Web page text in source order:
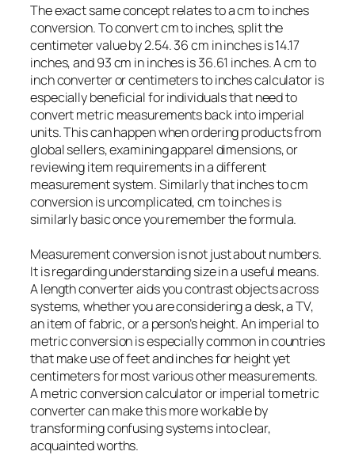
The exact same concept relates to a cm to inches
conversion. To convert cm to inches, split the
centimeter value by 2.54. 36 cm in inches is 14.17
inches, and 93 cm in inches is 36.61 inches. A cm to
inch converter or centimeters to inches calculator is
especially beneficial for individuals that need to
convert metric measurements back into imperial
units. This can happen when ordering products from
global sellers, examining apparel dimensions, or
reviewing item requirements in a different
measurement system. Similarly that inches to cm
conversion is uncomplicated, cm to inches is
similarly basic once you remember the formula.
Measurement conversion is not just about numbers.
It is regarding understanding size in a useful means.
A length converter aids you contrast objects across
systems, whether you are considering a desk, a TV,
an item of fabric, or a person’s height. An imperial to
metric conversion is especially common in countries
that make use of feet and inches for height yet
centimeters for most various other measurements.
A metric conversion calculator or imperial to metric
converter can make this more workable by
transforming confusing systems into clear,
acquainted worths.